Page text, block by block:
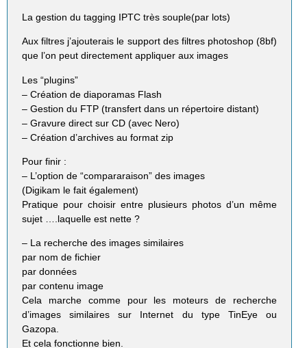
La gestion du tagging IPTC très souple(par lots)
Aux filtres j’ajouterais le support des filtres photoshop (8bf)
que l’on peut directement appliquer aux images
Les “plugins”
– Création de diaporamas Flash
– Gestion du FTP (transfert dans un répertoire distant)
– Gravure direct sur CD (avec Nero)
– Création d’archives au format zip
Pour finir :
– L’option de “compararaison” des images
(Digikam le fait également)
Pratique pour choisir entre plusieurs photos d’un même
sujet ….laquelle est nette ?
– La recherche des images similaires
par nom de fichier
par données
par contenu image
Cela marche comme pour les moteurs de recherche
d’images similaires sur Internet du type TinEye ou
Gazopa.
Et cela fonctionne bien.